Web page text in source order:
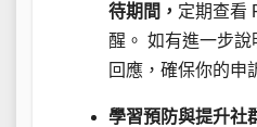
待期間， 定期查看
醒。 如有進一步
回應，確保你的申
學習預防與提升社